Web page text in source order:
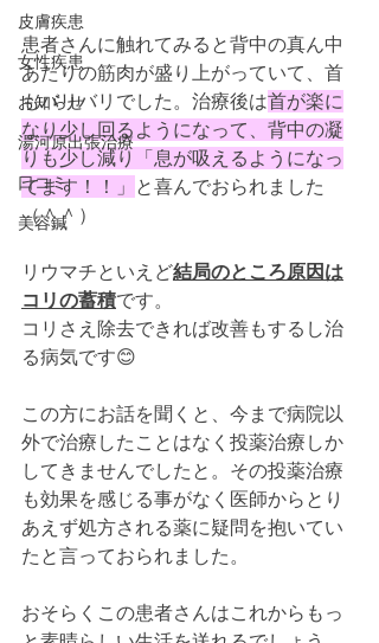
皮膚疾患
女性疾患
お知らせ
湯河原出張治療
口コミ
美容鍼
患者さんに触れてみると背中の真ん中
あたりの筋肉が盛り上がっていて、首
もバリバリでした。治療後は首が楽に
なり少し回るようになって、背中の凝
りも少し減り「息が吸えるようになっ
てます！！」 と喜んでおられました
（＾＾）
リウマチといえど結局のところ原因は
コリの蓄積です。
コリさえ除去できれば改善もするし治
る病気です😊
この方にお話を聞くと、今まで病院以
外で治療したことはなく投薬治療しか
してきませんでしたと。その投薬治療
も効果を感じる事がなく医師からとり
あえず処方される薬に疑問を抱いてい
たと言っておられました。
おそらくこの患者さんはこれからもっ